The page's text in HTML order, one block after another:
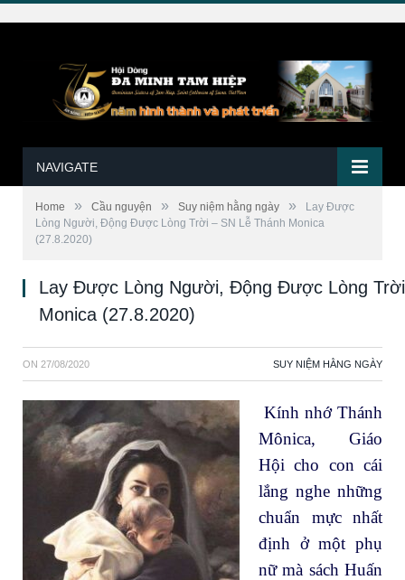
NAVIGATE
Home » Cầu nguyện » Suy niệm hằng ngày »
Lay Được
Lòng Người, Động Được Lòng Trời – SN Lễ Thánh Monica
(27.8.2020)
Lay Được Lòng Người, Động Được Lòng
Monica (27.8.2020)
ON 27/08/2020 SUY NIỆM HẰNG NGÀY
Kính nhớ Thánh
Mônica, Giáo
Hội cho con cái
lắng nghe những
chuẩn mực nhất
định ở một phụ
nữ mà sách Huấn